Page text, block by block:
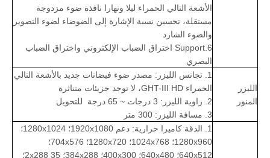
الأشعة التالي الحمراء ليلا ونهارا نافذة ضوء مزدوجة
مستقلة، تحسين نسبة الإشارة إلى الضوضاء لضوء التصوير
والضوء الشارد
6.Support اختراق الضباب الإلكتروني واختراق الضباب
البصري
الليزر
المنور
1. تجانس الليزر: مصدر ضوء فيضانات جديد بالأشعة التالي
الحمراء GHT-III HD، لا توجد جزيئات متناثرة
2. زاوية الليزر: 3 درجات ~ 65 درجة للتحويل
3. مسافة الليزر: 300 متر
1. الدقة كاميرا حرارية: دعم 1920x1080؛ 1280x1024؛
1280x960؛ 1024x768؛ 1280x720؛ 704x576؛
640x512؛ 640x480؛ 400x300؛ 384x288؛ 35 2x288؛